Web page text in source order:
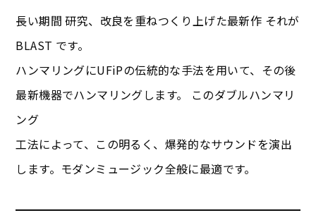
長い期間 研究、改良を重ねつくり上げた最新作 それが
BLAST です。
ハンマリングにUFiPの伝統的な手法を用いて、その後
最新機器でハンマリングします。 このダブルハンマリ
ング
工法によって、この明るく、爆発的なサウンドを演出
します。モダンミュージック全般に最適です。